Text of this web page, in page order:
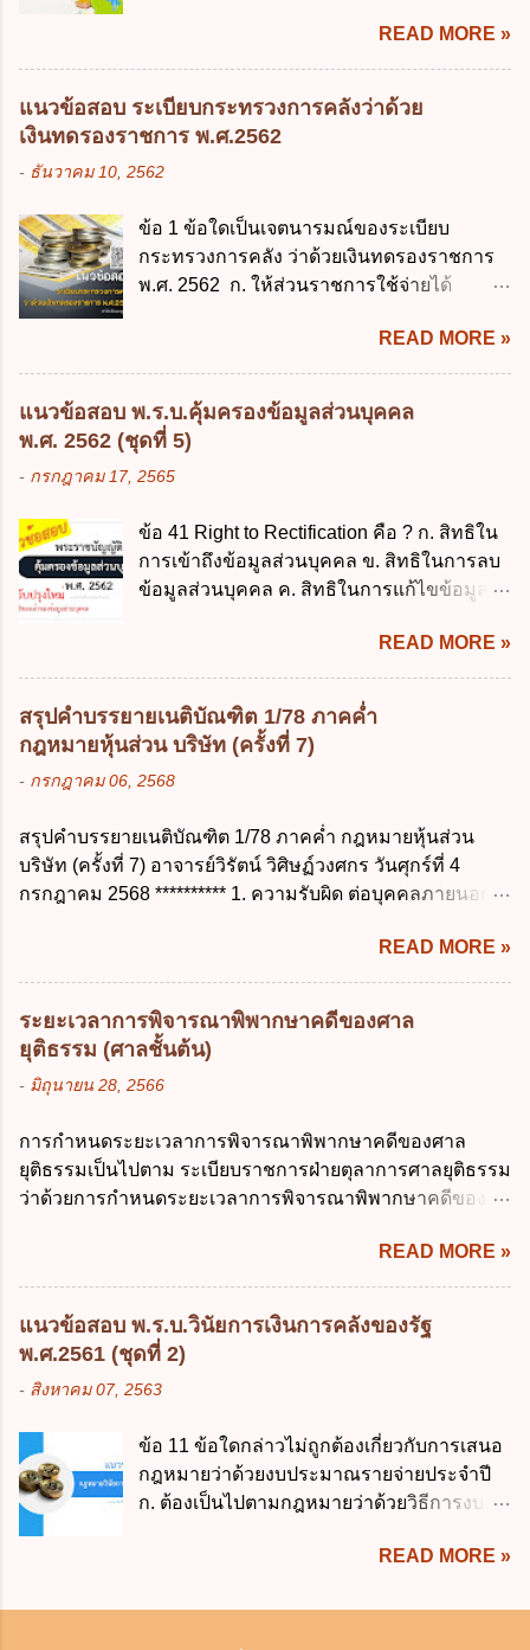
เครือข่ายดิจิทัล ง. เพิ่มประสิทธิภาคในการใช้
จ่ายงบประมาณให้เกิดความคุ้มค่าและเป็นไป
ตามเป้าหมาย ข้อ 3 ข้อใดกล่าวได้ถูกต้องที่สุด
เกี่ยวกับ "แผนพัฒนารัฐบาลดิจิทัล" ก. เป็นธร
รับผิดชอบในการบริหารจัดการข้อมูลของ
หน่วยงานของรัฐ ง. กำหนดกรอบและทิศทาง
การบริหารงานภาครัฐและการจัดทำบริการ
พัฒนารัฐบาลดิจิทัลโดยตำแหน่ง ม...
เรื่อง หลักเกณฑ์และวิธีการปฏิบัติสำหรับผู้ที่
มิใช่ผู้ปกครองซึ่งมีเด็กที่มีอายุในเกณฑ์การ
ศึกษาภาคบังคับอาศัยอยู่" ออกตามความใน
มีสาระสำคัญดังนี้ 1. คำว่า "เด็ก" หมายถึง เด็ก
เว้นแต่เด็กที่สอบได้ชั้นปีที่ 9 ของการศึกษา
ภาคบังคับแล้ว 2. ผู้ปกครอง คือ 2.1 บิดา
มารดา 2.2 บิดาหรือมารดา ซึ่งเป็นผู้ใช้
กฎหมายแพ่งและพาณิชย์ 2.4 บุคคลที่เด็ก
อยู่ด้วยเป็นประจำหรือที่เด็กอยู่รับใช้การงาน
3. ผู้ปกครองดังกล่าว มีหน้าที่ ส่งเด็กเข้าเรียน
ในสถานศึกษาในวันแรกของการเปิดเรียนภาค
การเปิดเรียนภาคต้น ถ้าสถานศึกษายังมิไ...
READ MORE »
แนวข้อสอบ ระเบียบกระทรวงการคลังว่าด้วย
เงินทดรองราชการ พ.ศ.2562
- ธันวาคม 10, 2562
ข้อ 1 ข้อใดเป็นเจตนารมณ์ของระเบียบ
กระทรวงการคลัง ว่าด้วยเงินทดรองราชการ
พ.ศ. 2562 ก. ให้ส่วนราชการใช้จ่ายได้
ส่วนราชการมีเงินทดรองราชการเพื่อรองจ่าย
ตามข้อผูกพันในการกู้เงินจากต่างประเทศ ค.
รองรับการปฏิบัติงานด้านการเงินการคลังตาม
นโยบาย New GFMIS Thai ง. สนับสนุนการให้
ความช่วยเหลือในกรณีจำเป็นเร่งด่วนที่ไม่
สามารถรอการเบิกเงินจากงบประมาณได้ ข้อ
ราชการ พ.ศ. 2562 ออกโดยอาศัยกฎหมาย
แม่บทใด ก. พระราชบัญญัติวิธีการงบ
ประมาณ พ.ศ. 2561 ข. พระราชบัญญัติวินัย
บัญญัติเงินคงคลัง พ.ศ. 2491 ง. ระเบียบ
กระทรวงการคลัง ว่าด้วยการเบิกเงินจากคลัง
การรับเงิน การจ่ายเงิน การเก็บรักษาเงิน และ
การนำเงินส่งคลัง พ.ศ. 2562 ข้อ 3 ส่วน
สำรองจ่ายได้แห่งละไม่เกินเท่าใร ก. 100,000
บาท ข. 50,000 บาท ค. 30,000 บาท ง. 10,000
บาท ข้อ 4 ดอกเบี้ยที่เกิดจากการนำเงินทดรอง
READ MORE »
แนวข้อสอบ พ.ร.บ.คุ้มครองข้อมูลส่วนบุคคล
พ.ศ. 2562 (ชุดที่ 5)
- กรกฎาคม 17, 2565
ข้อ 41 Right to Rectification คือ ? ก. สิทธิใน
การเข้าถึงข้อมูลส่วนบุคคล ข. สิทธิในการลบ
ข้อมูลส่วนบุคคล ค. สิทธิในการแก้ไขข้อมูล
การประมวลผลข้อมูลส่วนบุคคล ข้อ 42 ผู้
ควบคุมข้อมูลส่วนบุคคลต้องแก้ไขข้อมูลส่วน
บุคคลตามหลักการข้อใด ก. ถูกต้อง เป็น
ปัจจุบัน ข. สมบูรณ์ ค. ไม่ก่อให้เกิดความ
เข้าใจผิด ง. ถูกทุกข้อ ข้อ 43 มาตรการทาง
กฎหมายคุ้มครองข้อมูลส่วนบุคคล ในกรณีผู้
ข้อมูลส่วนบุคคลให้ถูกต้อง ก. ร้องทุกข์ ข. ร้อง
เรียน ค. อุทธรณ์ ง. ฟ้องร้อง ข้อ 44 หลักการ
สำคัญของสิทธิในการลบข้อมูลส่วนบุคคล คือ
ลบข้อมูลส่วนบุคคล ข. ขอให้ทำลายข้อมูล
ส่วนบุคคล ค. ทำให้ข้อมูลส่วนบุคคลไม่
สามารถระบุถึงตนได้ ง. ถูกทุกข้อ ข้อ 45
เงื่อนไข ในการใช้สิทธิลบข้อมูลส่วนบุคคล ข้อ
ส่วนบุคคลที่ไม่สมบูรณ์ ค. เจ้าของข้อมูลส่วน
บุคคลถอนความยินยอมในการเก็บรวบรวม
ใช้หรือเปิดเผยข้อมูลส่วนบุคคล ง. ข้อมูลส่วน
READ MORE »
สรุปคำบรรยายเนติบัณฑิต 1/78 ภาคค่ำ
กฎหมายหุ้นส่วน บริษัท (ครั้งที่ 7)
- กรกฎาคม 06, 2568
สรุปคำบรรยายเนติบัณฑิต 1/78 ภาคค่ำ กฎหมายหุ้นส่วน
บริษัท (ครั้งที่ 7) อาจารย์วิรัตน์ วิศิษฏ์วงศกร วันศุกร์ที่ 4
กรกฎาคม 2568 ********** 1. ความรับผิด ต่อบุคคลภายนอก
คนใดคนหนึ่งได้จัดทำไปในทางที่เป็น ธรรมดาการค้าขาย
ของห้างหุ้นส่วน ม.1050 , 1025 โดยพิจารณาตามสภาพแห่ง
กิจการ การงานของห้าง และประเพณีทางการค้า -หุ้นส่วน
ต้องจัดการในนามของห้าง ไม่ว่าจะมีมูลเหตุจูงใจเพราะทุจริต
หรือมีอำนาจจัดการหรือไม่ก็ตาม จึงเป็นไปตามหลักกฎหมาย
ปิดปากหุ้นส่วนคนอื่น และหลักลูกหนี้ร่วมตามม.291 เพื่อ
เกิดมูลหนี้ใดก็ตาม รวมถึงมูลละเมิด 1.1) กรณีห้างหุ้นส่วน
สามัญจดทะเบียน เมื่อห้าง ผิดนัด ชำระหนี้ เจ้าหนี้ของห้างฯ
ชอบที่จะเรียกให้ชำระหนี้เอาแต่ผู้เป็นหุ้นส่วนคนใคคนหนึ่ง
ห้างยังมีพอที่จะชำระหนี้ได้ และการที่จะบังคับเอาแก่ห้างนั้น
ไม่เป็นการยาก ซึ่งแล้วแต่ศาลจะเห็นสมควร ม.1071 (ต่างกับ
กรณีค้ำประกัน ม.689 ศาลใช้ดุลพินิจไม่ได้) 1.2) กรณีห้างหุ้น
ส่วน...
READ MORE »
ระยะเวลาการพิจารณาพิพากษาคดีของศาล
ยุติธรรม (ศาลชั้นต้น)
- มิถุนายน 28, 2566
การกำหนดระยะเวลาการพิจารณาพิพากษาคดีของศาล
ยุติธรรมเป็นไปตาม ระเบียบราชการฝ่ายตุลาการศาลยุติธรรม
ว่าด้วยการกำหนดระยะเวลาการพิจารณาพิพากษาคดีของ
ไว้เป็นอย่างอื่น ซึ่งมีผลใช้บังคับตั้งแต่วันที่ 24 มกราคม 2566
เป็นต้นไป โดยในส่วนของศาลชั้นต้นมีสาระสำคัญ ดังนี้ เพื่อ
ประโยชน์ในการบริหารจัดการคดี ให้จำแนกลักษณะหรือ
ประเภทคดีออกเป็น 3 ประเภท ดังนี้ (1) คดีจัดการพิเศษ คือ
คดีลักษณะที่ไม่มีความยุ่งยากซับซ้อนและมีแนวโน้มที่จะ
พิจารณาให้เสร็จได้ภายในนัดเดียว หรือในวันหนึ่งสามารถ
แทนการสืบพยานได้ หรือคดีประเภทอื่นที่ผู้รับผิดชอบใน
ราชการของศาลเห็นสมควรให้ดำเนินการอย่างคดีจัดการ
พิเศษ โดย ศาลจะพิจารณาพิพากษาคดีให้แล้วเสร็จ ภายใน 6
เดือน นับแต่วันรับฟ้อง ดังนี้ (ก) คดีแพ่ง 1) คดีมโนสาเร่
คดีไม่มีข้อยุ่งยาก หรือคดีผู้บริโภค ไม่ว่าจำเลยจะยื่นคำ
READ MORE »
แนวข้อสอบ พ.ร.บ.วินัยการเงินการคลังของรัฐ
พ.ศ.2561 (ชุดที่ 2)
- สิงหาคม 07, 2563
ข้อ 11 ข้อใดกล่าวไม่ถูกต้องเกี่ยวกับการเสนอ
กฎหมายว่าด้วยงบประมาณรายจ่ายประจำปี
ก. ต้องเป็นไปตามกฎหมายว่าด้วยวิธีการงบ
ประโยชน์ที่คาดว่าจะได้รับจากการจ่ายเงิน ค.
ปีงบประมาณเท่านั้น ง. ต้องสอดคล้องกับ
ยุทธศาสตร์ชาติ ข้อ 12 พระราชบัญญัติวินัย
READ MORE »